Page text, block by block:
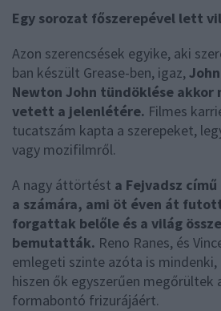
Egy sorozat főszerepével lett
Azon szerencsések egyike, aki
ban készült Grease-ben, igaz,
Newton John tündöklése akkor
vetett a jelenlétére. Filmes
tucatszám kapta a szerepeket,
vagy mozifilmről.
A nagy áttörtést a Fejvadsz
a számára, ami öt éven át
forgattak belőle és a világ
bemutatták. Reno Ranes, és
emlegeti szinte azóta is mindenki,
hiszen ők egyszerűen megőrültek
formabontó frizurájáért.